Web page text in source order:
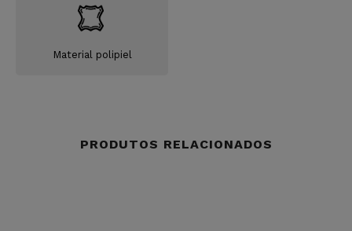
Material polipiel
PRODUTOS RELACIONADOS